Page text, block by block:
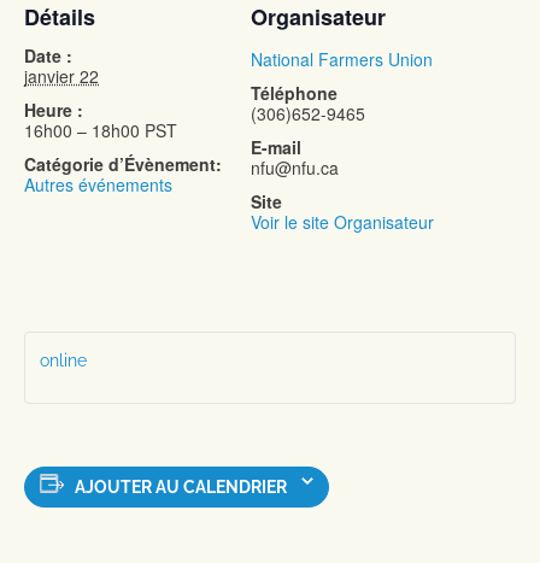
AJOUTER AU CALENDRIER
Détails
Date :
janvier 22
Heure :
16h00 – 18h00 PST
Catégorie d’Évènement:
Autres événements
Organisateur
National Farmers Union
Téléphone
(306)652-9465
E-mail
nfu@nfu.ca
Site
Voir le site Organisateur
online